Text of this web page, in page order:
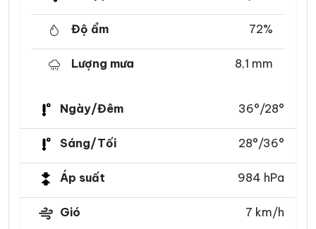
Độ ẩm 72%
Lượng mưa 8,1 mm
Ngày/Đêm 36°/28°
Sáng/Tối 28°/36°
Áp suất 984 hPa
Gió 7 km/h